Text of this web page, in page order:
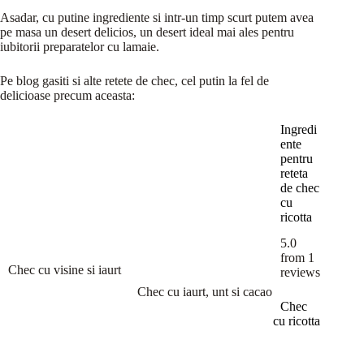
Asadar, cu putine ingrediente si intr-un timp scurt putem avea
pe masa un desert delicios, un desert ideal mai ales pentru
iubitorii preparatelor cu lamaie.
Pe blog gasiti si alte retete de chec, cel putin la fel de
delicioase precum aceasta:
Chec cu visine si iaurt
Chec cu iaurt, unt si cacao
Ingredi
ente
pentru
reteta
de chec
cu
ricotta
5.0
from 1
reviews
Chec
cu ricotta